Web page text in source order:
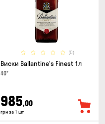
(0)
Виски Ballantine's Finest 1л
40°
985,00
грн за 1 шт